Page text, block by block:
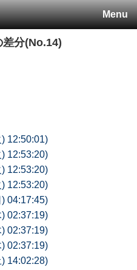
Menu
分(No.14)
12:50:01)
12:53:20)
12:53:20)
12:53:20)
04:17:45)
02:37:19)
02:37:19)
02:37:19)
14:02:28)